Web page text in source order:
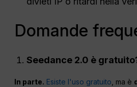
Domande
Seedance 2.0 è
In parte. Esiste l'uso gratuito , ma è